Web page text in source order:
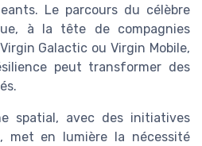
Le parcours du célèbre
à la tête de compagnies
Galactic ou Virgin Mobile,
peut transformer des
spatial, avec des initiatives
met en lumière la nécessité